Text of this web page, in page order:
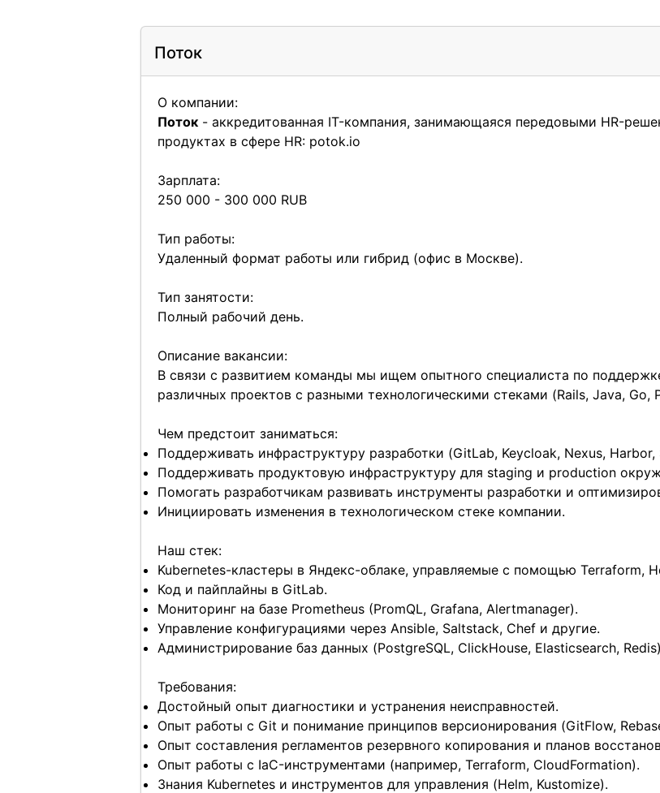
Поток
О компании:
Поток- аккредитованная IT-компания, занимающаяся передовыми HR-
продуктах в сфере HR: potok.io
Зарплата:
250 000 - 300 000 RUB
Тип работы:
Удаленный формат работы или гибрид (офис в Москве).
Тип занятости:
Полный рабочий день.
Описание вакансии:
В связи с развитием команды мы ищем опытного специалиста по
различных проектов с разными технологическими стеками (Rails, Java, Go,
Чем предстоит заниматься:
Поддерживать инфраструктуру разработки (GitLab, Keycloak, Nexus, Harbor,
Поддерживать продуктовую инфраструктуру для staging и production
Помогать разработчикам развивать инструменты разработки и
Инициировать изменения в технологическом стеке компании.
Наш стек:
Kubernetes-кластеры в Яндекс-облаке, управляемые с помощью Terraform,
Код и пайплайны в GitLab.
Мониторинг на базе Prometheus (PromQL, Grafana, Alertmanager).
Управление конфигурациями через Ansible, Saltstack, Chef и другие.
Администрирование баз данных (PostgreSQL, ClickHouse, Elasticsearch,
Требования:
Достойный опыт диагностики и устранения неисправностей.
Опыт работы с Git и понимание принципов версионирования (GitFlow,
Опыт составления регламентов резервного копирования и планов
Опыт работы с IaC-инструментами (например, Terraform, CloudFormation).
Знания Kubernetes и инструментов для управления (Helm, Kustomize).